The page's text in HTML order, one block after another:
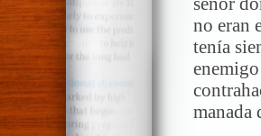
no eran
tenía
manada